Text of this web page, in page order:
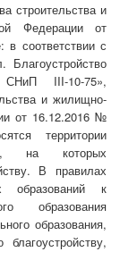
строительства и
Федерации от
соответствии с
СНиП III-10-75»,
и жилищно-
от 16.12.2016 №
территории
на которых
В правилах
образований к
образования
образования,